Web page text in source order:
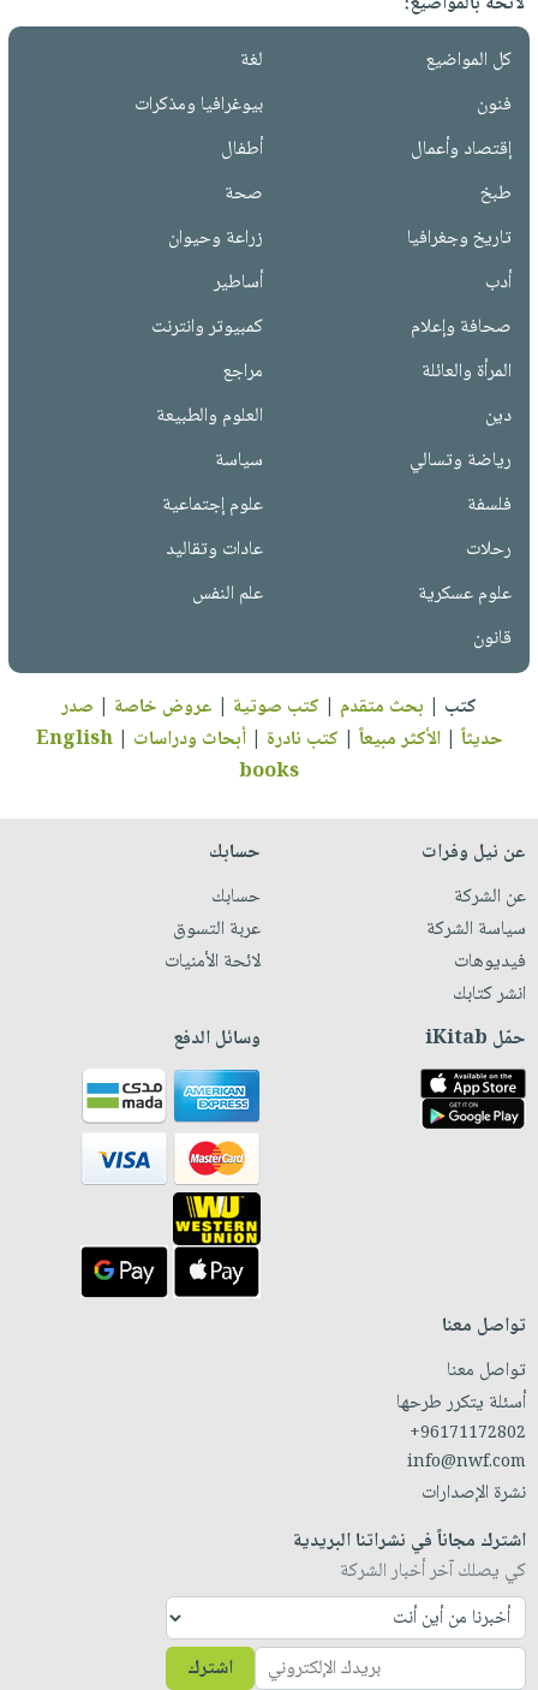
كل المواضيع
لغة
فنون
بيوغرافيا ومذكرات
إقتصاد وأعمال
أطفال
طبخ
صحة
تاريخ وجغرافيا
زراعة وحيوان
أدب
أساطير
صحافة وإعلام
كمبيوتر وانترنت
المرأة والعائلة
مراجع
دين
العلوم والطبيعة
رياضة وتسالي
سياسة
فلسفة
علوم إجتماعية
رحلات
عادات وتقاليد
علوم عسكرية
علم النفس
قانون
كتب | بحث متقدم | كتب صوتية | عروض خاصة | صدر
حديثاً |الأكثر مبيعاً | كتب نادرة |أبحاث ودراسات |
English
books
عن نيل وفرات
عن الشركة
سياسة الشركة
فيديوهات
انشر كتابك
حسابك
حسابك
عربة التسوق
لائحة الأمنيات
حمّل iKitab وسائل الدفع
تواصل معنا
تواصل معنا
أسئلة يتكرر طرحها
+96171172802
info@nwf.com
نشرة الإصدارات
اشترك مجاناً في نشراتنا البريدية
كي يصلك آخر أخبار الشركة
اشترك